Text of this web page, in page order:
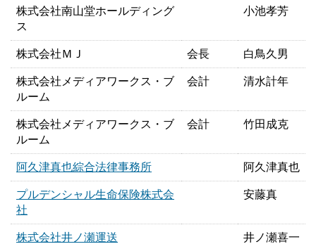
株式会社南山堂ホールディング
ス
小池孝芳
株式会社ＭＪ 会長 白鳥久男
株式会社メディアワークス・ブ
ルーム
会計 清水計年
株式会社メディアワークス・ブ
ルーム
会計 竹田成克
阿久津真也綜合法律事務所 阿久津真也
プルデンシャル生命保険株式会
社
安藤真
株式会社井ノ瀬運送 井ノ瀬喜一